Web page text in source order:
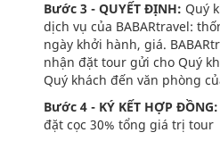
Bước 3 - QUYẾT ĐỊNH: Quý
dịch vụ của BABARtravel:
ngày khởi hành, giá.
nhận đặt tour gửi cho Quý
Quý khách đến văn phòng
Bước 4 - KÝ KẾT HỢP ĐỒNG:
đặt cọc 30% tổng giá trị tour